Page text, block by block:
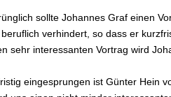
sollte Johannes Graf einen
verhindert, so dass er
sehr interessanten Vortrag wird
eingesprungen ist Günter Hein